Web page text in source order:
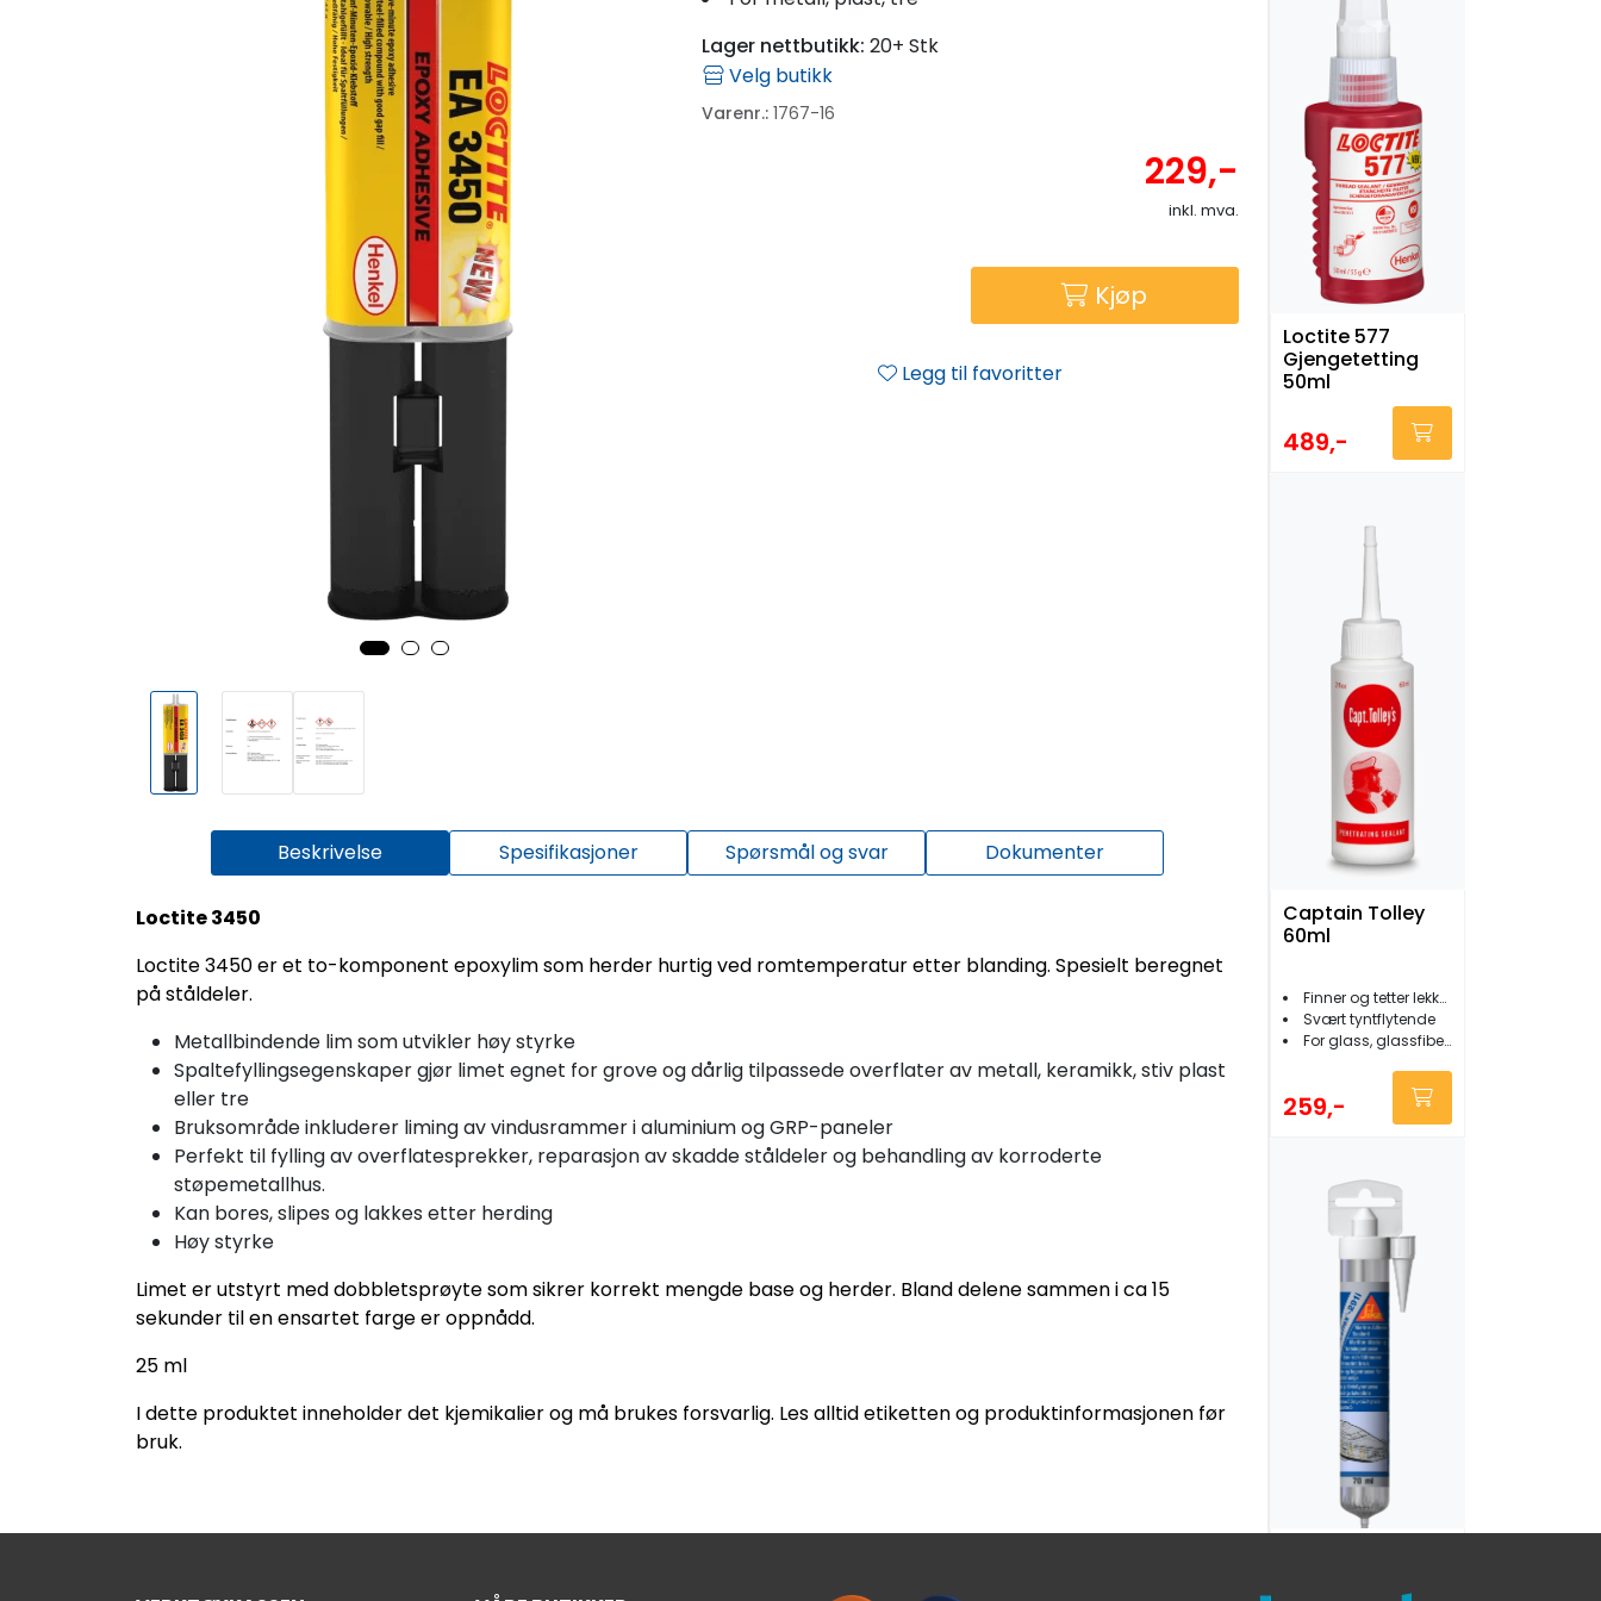
Lager nettbutikk: 20+ Stk
Velg butikk
Varenr.: 1767-16
229,-
inkl. mva.
Kjøp
Legg til favoritter
Beskrivelse Spesifikasjoner Spørsmål og svar Dokumenter
Loctite 3450
Loctite 3450 er et to-komponent epoxylim som herder hurtig ved romtemperatur etter blanding. Spesielt beregnet
på ståldeler.
Metallbindende lim som utvikler høy styrke
Spaltefyllingsegenskaper gjør limet egnet for grove og dårlig tilpassede overflater av metall, keramikk, stiv plast
eller tre
Bruksområde inkluderer liming av vindusrammer i aluminium og GRP-paneler
Perfekt til fylling av overflatesprekker, reparasjon av skadde ståldeler og behandling av korroderte
støpemetallhus.
Kan bores, slipes og lakkes etter herding
Høy styrke
Limet er utstyrt med dobbletsprøyte som sikrer korrekt mengde base og herder. Bland delene sammen i ca 15
sekunder til en ensartet farge er oppnådd.
25 ml
I dette produktet inneholder det kjemikalier og må brukes forsvarlig. Les alltid etiketten og produktinformasjonen før
bruk.
Loctite 577
Gjengetetting
50ml
489,-
Captain Tolley
60ml
Finner og tetter lekkasjer
Svært tyntflytende
For glass, glassfiber, plast, gummi m.m.
259,-